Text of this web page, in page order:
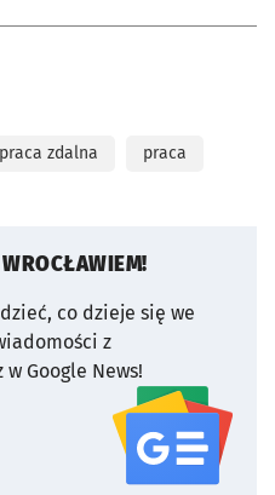
praca zdalna praca
co dzieje się we
z
Google News!
serwisu